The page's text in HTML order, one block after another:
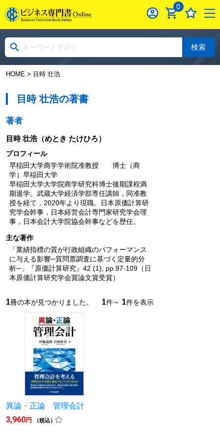
0
検索
HOME> 目時 壮浩
目時 壮浩の著書
著者
目時 壮浩（めとき たけひろ）
プロフィール
早稲田大学商学学術院准教授 博士（商
学）早稲田大学
早稲田大学大学院商学研究科博士後期課程満
期退学。武蔵大学経済学部専任講師，同准教
授を経て，2020年より現職。日本原価計算研
究学会幹事，日本経営会計専門家研究学会理
事，日本会計大学院協会幹事などを歴任。
主な著作
「業績指標の質が行政組織のパフォーマンス
に与える影響─質問票調査に基づく定量的分
析─」『原価計算研究』42 (1), pp.97-109（日
本原価計算研究学会賞論文賞受賞）
1冊の本が見つかりました。 1件～ 1件を表示
異論・正論 管理会計
3,960円 （税込）